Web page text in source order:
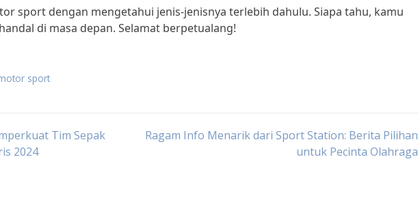
sport dengan mengetahui jenis-jenisnya terlebih dahulu. Siapa tahu, kamu
di masa depan. Selamat berpetualang!
sport
Tim Sepak
2024
Ragam Info Menarik dari Sport Station: Berita Pilihan
untuk Pecinta Olahraga